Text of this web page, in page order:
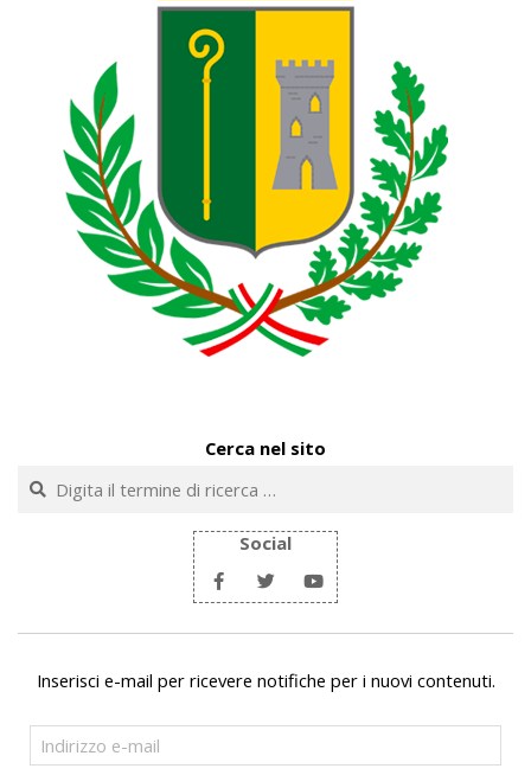
Cerca nel sito
Social
Inserisci e-mail per ricevere notifiche per i nuovi contenuti.
Indirizzo
e-